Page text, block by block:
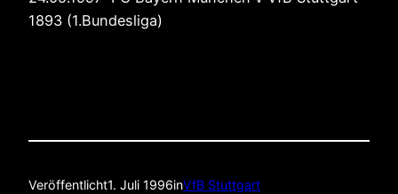
1893 (1.Bundesliga)
Veröffentlicht1. Juli 1996inVfB Stuttgart